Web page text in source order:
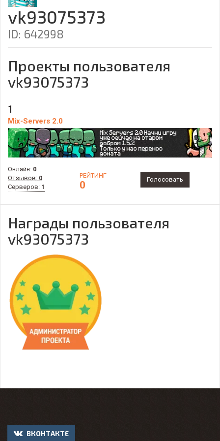
vk93075373
ID: 642998
Проекты пользователя
vk93075373
1
Mix-Servers 2.0
Онлайн: 0
Отзывов: 0
Серверов: 1
РЕЙТИНГ
0 Голосовать
Награды пользователя
vk93075373
ВКОНТАКТЕ